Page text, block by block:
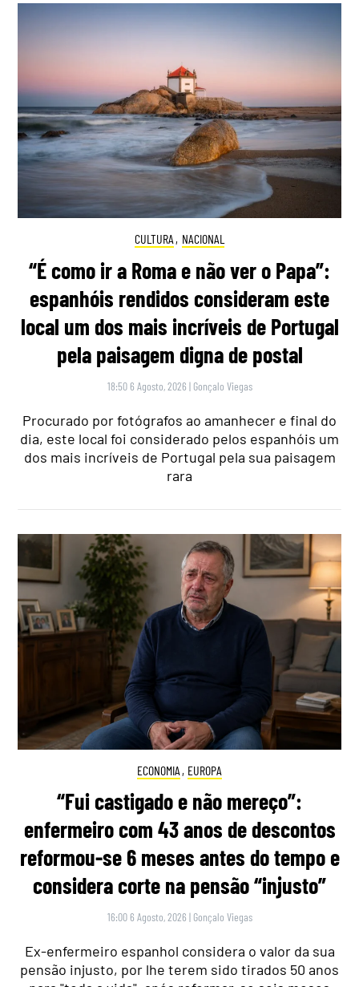
CULTURA , NACIONAL
“É como ir a Roma e não ver o Papa”:
espanhóis rendidos consideram este
local um dos mais incríveis de Portugal
pela paisagem digna de postal
18:50 6 Agosto, 2026 | Gonçalo Viegas
Procurado por fotógrafos ao amanhecer e final do
dia, este local foi considerado pelos espanhóis um
dos mais incríveis de Portugal pela sua paisagem
rara
ECONOMIA , EUROPA
“Fui castigado e não mereço”:
enfermeiro com 43 anos de descontos
reformou-se 6 meses antes do tempo e
considera corte na pensão “injusto”
16:00 6 Agosto, 2026 | Gonçalo Viegas
Ex-enfermeiro espanhol considera o valor da sua
pensão injusto, por lhe terem sido tirados 50 anos